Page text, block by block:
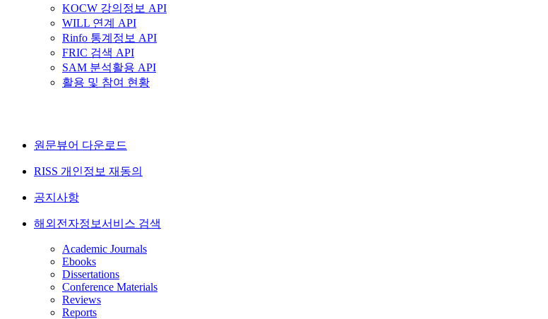
KOCW 강의정보 API
WILL 연계 API
Rinfo 통계정보 API
FRIC 검색 API
SAM 분석활용 API
활용 및 참여 현황
원문뷰어 다운로드
RISS 개인정보 재동의
공지사항
해외전자정보서비스 검색
Academic Journals
Ebooks
Dissertations
Conference Materials
Reviews
Reports